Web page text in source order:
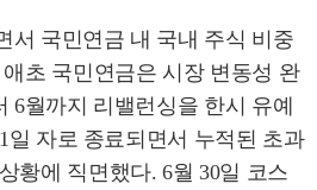
서 국민연금 내 국내 주식 비중
초 국민연금은 시장 변동성 완
6월까지 리밸런싱을 한시 유예
일 자로 종료되면서 누적된 초과
황에 직면했다. 6월 30일 코스